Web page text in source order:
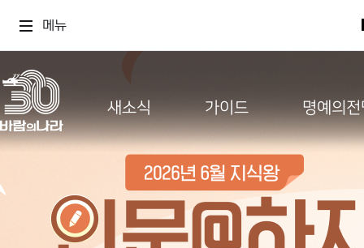
메뉴
새소식 가이드 명예의